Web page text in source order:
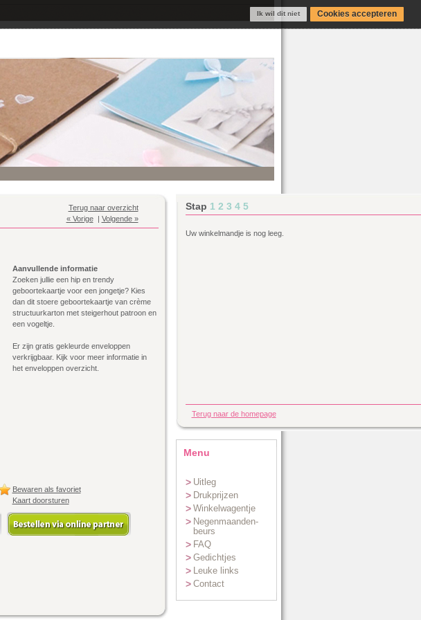
Stap 1 2 3 4 5
Uw winkelmandje is nog leeg.
Terug naar de homepage
Menu
> Uitleg
> Drukprijzen
> Winkelwagentje
> Negenmaanden-
beurs
> FAQ
> Gedichtjes
> Leuke links
> Contact
Terug naar overzicht
« Vorige| Volgende »
Aanvullende informatie
Zoeken jullie een hip en trendy
geboortekaartje voor een jongetje? Kies
dan dit stoere geboortekaartje van crème
structuurkarton met steigerhout patroon en
een vogeltje.
Er zijn gratis gekleurde enveloppen
verkrijgbaar. Kijk voor meer informatie in
het enveloppen overzicht.
Bewaren als favoriet
Kaart doorsturen
Ik wil dit niet Cookies accepteren